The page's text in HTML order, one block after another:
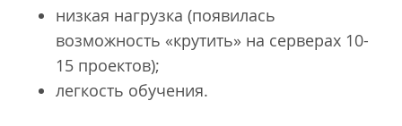
низкая нагрузка (появилась
возможность «крутить» на серверах 10-
15 проектов);
легкость обучения.